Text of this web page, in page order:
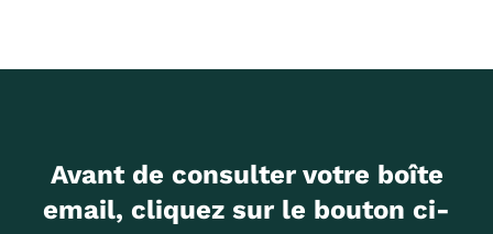
Avant de consulter votre boîte
email, cliquez sur le bouton ci-